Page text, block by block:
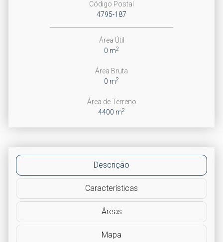
Código Postal
4795-187
Área Útil
0 m2
Área Bruta
0 m2
Área de Terreno
4400 m2
Descrição
Características
Áreas
Mapa